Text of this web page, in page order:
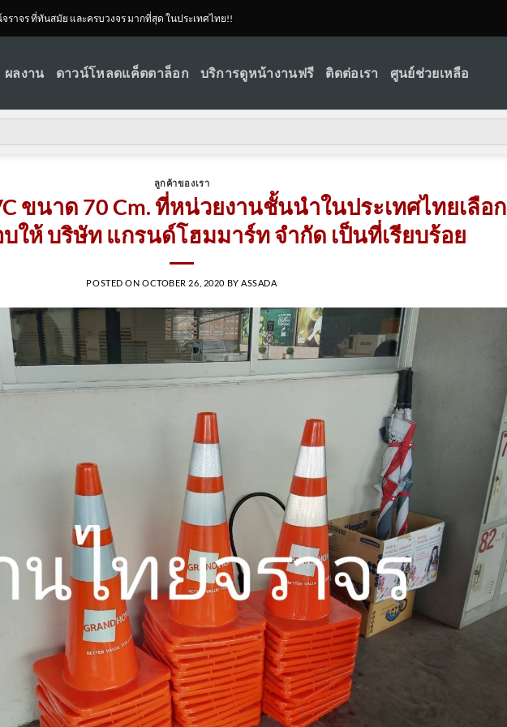
าจร ที่ทันสมัย และครบวงจร มากที่สุด ในประเทศไทย!!
ผลงาน ดาวน์โหลดแค็ตตาล็อก บริการดูหน้างานฟรี ติดต่อเรา ศูนย์ช่วยเหลือ
ลูกค้าของเรา
ขนาด 70 Cm. ที่หน่วยงานชั้นนำในประเทศไทยเลือก
ให้ บริษัท แกรนด์โฮมมาร์ท จำกัด เป็นที่เรียบร้อย
POSTED ON OCTOBER 26, 2020 BY ASSADA